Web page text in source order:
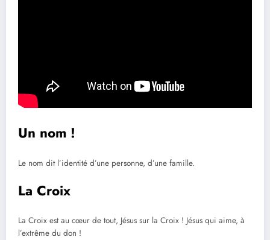
Un nom !
Le nom dit l’identité d’une personne, d’une famille.
La Croix
La Croix est au cœur de tout, Jésus sur la Croix ! Jésus qui aime, à
l’extrême du don !